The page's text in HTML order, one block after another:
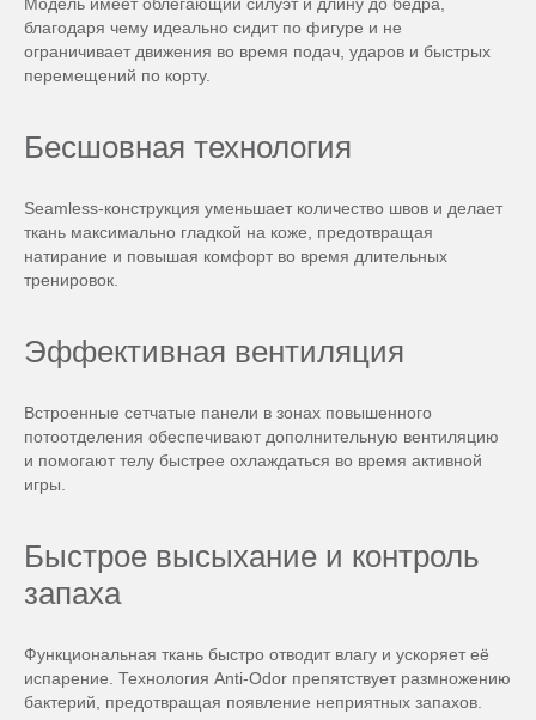
благодаря чему идеально сидит по фигуре и не
ограничивает движения во время подач, ударов и быстрых
перемещений по корту.
Бесшовная технология
Seamless-конструкция уменьшает количество швов и делает
ткань максимально гладкой на коже, предотвращая
натирание и повышая комфорт во время длительных
тренировок.
Эффективная вентиляция
Встроенные сетчатые панели в зонах повышенного
потоотделения обеспечивают дополнительную вентиляцию
и помогают телу быстрее охлаждаться во время активной
игры.
Быстрое высыхание и контроль
запаха
Функциональная ткань быстро отводит влагу и ускоряет её
испарение. Технология Anti-Odor препятствует размножению
бактерий, предотвращая появление неприятных запахов.